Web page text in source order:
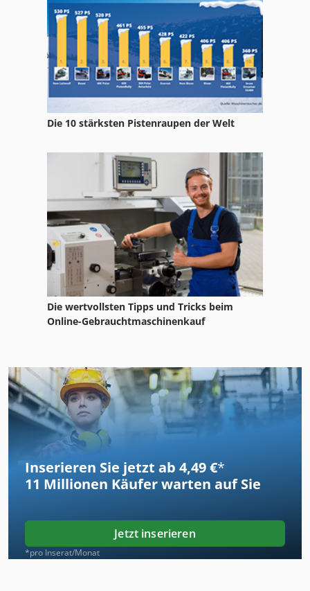
Die 10 stärksten Pistenraupen der Welt
Die wertvollsten Tipps und Tricks beim
Online-Gebrauchtmaschinenkauf
Inserieren Sie jetzt ab 4,49 €*
11 Millionen Käufer warten auf Sie
Jetzt inserieren
*pro Inserat/Monat